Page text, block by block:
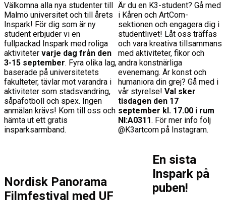
Välkomna alla nya studenter till
Malmö universitet och till årets
Inspark! För dig som är ny
student erbjuder vi en
fullpackad Inspark med roliga
aktiviteter varje dag från den
3-15 september. Fyra olika lag,
baserade på universitetets
fakulteter, tävlar mot varandra i
aktiviteter som stadsvandring,
såpafotboll och spex. Ingen
anmälan krävs! Kom till oss och
hämta ut ett gratis
insparksarmband.
Är du en K3-student? Gå med
i Kåren och ArtCom-
sektionen och engagera dig i
studentlivet! Låt oss träffas
och vara kreativa tillsammans
med aktiviteter, fikor och
andra konstnärliga
evenemang. Är konst och
humaniora din grej? Gå med i
vår styrelse! Val sker
tisdagen den 17
september kl. 17.00 i rum
NI:A0311. För mer info följ
@K3artcom på Instagram.
Nordisk Panorama
Filmfestival med UF
En sista
Inspark på
puben!